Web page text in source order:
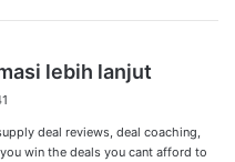
lebih lanjut
:
deal reviews, deal coaching,
win the deals you cant afford to